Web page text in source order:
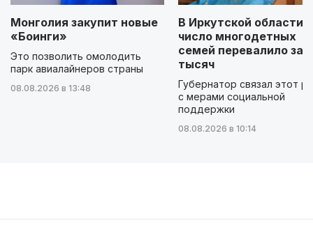
Монголия закупит новые
«Боинги»
Это позволить омолодить
парк авиалайнеров страны
08.08.2026 в 13:48
В Иркутской области
число многодетных
семей перевалило за
тысяч
Губернатор связал этот
с мерами социальной
поддержки
08.08.2026 в 10:14